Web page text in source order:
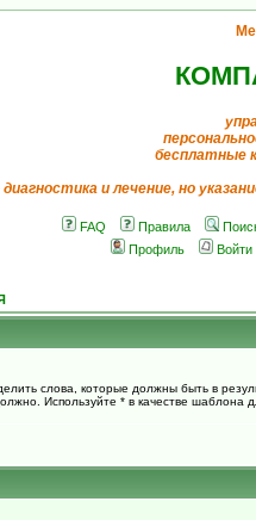
бесплатные
диагностика и лечение, но
FAQ Правила
Профиль
Войти
слова, которые должны быть в
Используйте * в качестве шаблона